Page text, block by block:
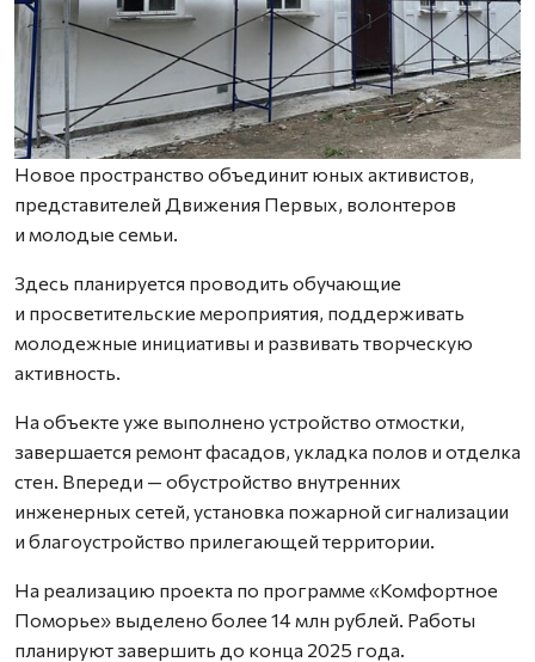
Новое пространство объединит юных активистов,
представителей Движения Первых, волонтеров
и молодые семьи.
Здесь планируется проводить обучающие
и просветительские мероприятия, поддерживать
молодежные инициативы и развивать творческую
активность.
На объекте уже выполнено устройство отмостки,
завершается ремонт фасадов, укладка полов и отделка
стен. Впереди — обустройство внутренних
инженерных сетей, установка пожарной сигнализации
и благоустройство прилегающей территории.
На реализацию проекта по программе «Комфортное
Поморье» выделено более 14 млн рублей. Работы
планируют завершить до конца 2025 года.